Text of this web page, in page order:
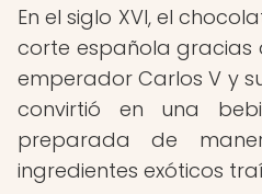
En el siglo XVI, el
corte española gracias
emperador Carlos V y su
convirtió en una
preparada de
ingredientes exóticos